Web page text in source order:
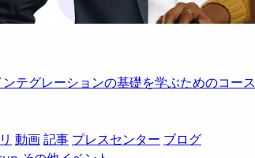
テグレーションの基礎を学ぶためのコース
動画記事 プレスセンター ブログ